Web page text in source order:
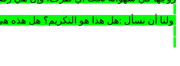
ولنا أن نسأل :هل هذا هو التكريم؟ هل هذه